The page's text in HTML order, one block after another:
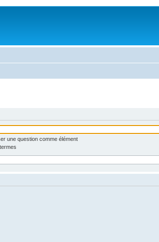
une question comme élément